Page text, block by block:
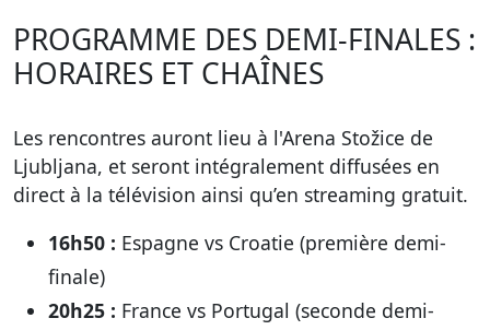
PROGRAMME DES DEMI-FINALES :
HORAIRES ET CHAÎNES
Les rencontres auront lieu à l'Arena Stožice de
Ljubljana, et seront intégralement diffusées en
direct à la télévision ainsi qu’en streaming gratuit.
16h50 : Espagne vs Croatie (première demi-
finale)
20h25 : France vs Portugal (seconde demi-